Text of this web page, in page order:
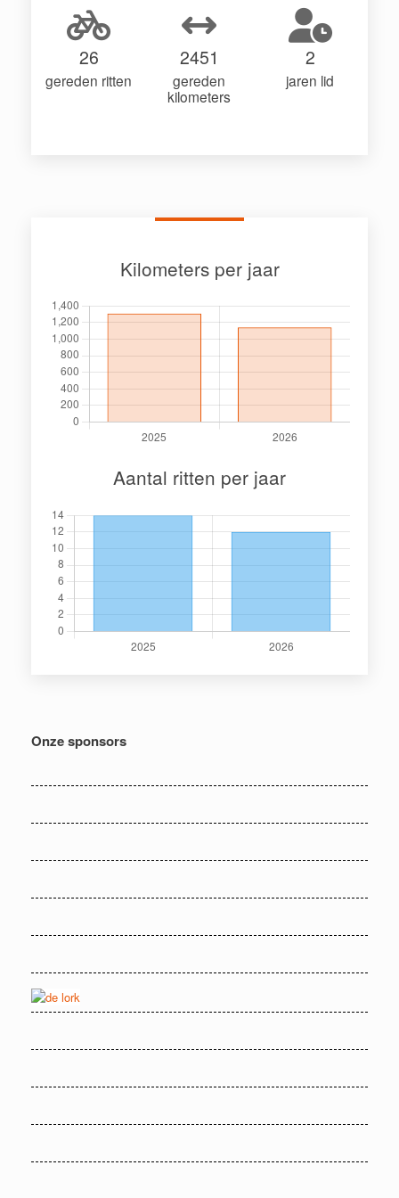
26
gereden ritten
2451
gereden
kilometers
2
jaren lid
Kilometers per jaar
Aantal ritten per jaar
Onze sponsors